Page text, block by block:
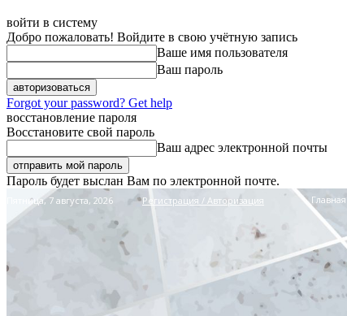
войти в систему
Добро пожаловать! Войдите в свою учётную запись
Ваше имя пользователя
Ваш пароль
Forgot your password? Get help
восстановление пароля
Восстановите свой пароль
Ваш адрес электронной почты
Пароль будет выслан Вам по электронной почте.
Пятница, 7 августа, 2026 Регистрация / Авторизация Главная